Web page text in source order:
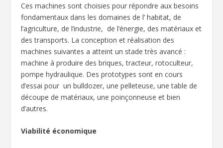
Ces machines sont choisies pour répondre aux besoins
fondamentaux dans les domaines de l’ habitat, de
l’agriculture, de l’industrie, de l’énergie, des matériaux et
des transports. La conception et réalisation des
machines suivantes a atteint un stade très avancé :
machine à produire des briques, tracteur, rotoculteur,
pompe hydraulique. Des prototypes sont en cours
d’essai pour un bulldozer, une pelleteuse, une table de
découpe de matériaux, une poinçonneuse et bien
d’autres.
Viabilité économique